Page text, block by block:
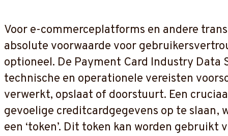
Voor e-commerceplatforms en andere
absolute voorwaarde voor
optioneel. De Payment Card Industry Data
technische en operationele vereisten
verwerkt, opslaat of doorstuurt. Een
gevoelige creditcardgegevens op te
een ‘token’. Dit token kan worden